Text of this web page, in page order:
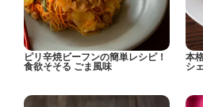
ピリ辛焼ビーフンの簡単レシピ！
食欲そそる ごま風味
本
シ